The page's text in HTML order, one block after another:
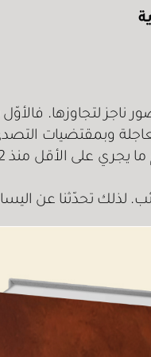
ناجز لتجاوزها.
وبمقتضيات
تحدّثنا عن